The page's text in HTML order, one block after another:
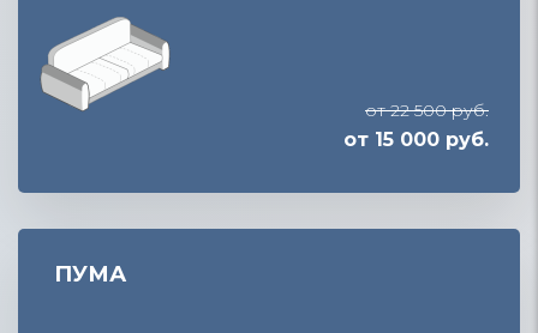
от 22 500 руб.
от 15 000 руб.
ПУМА